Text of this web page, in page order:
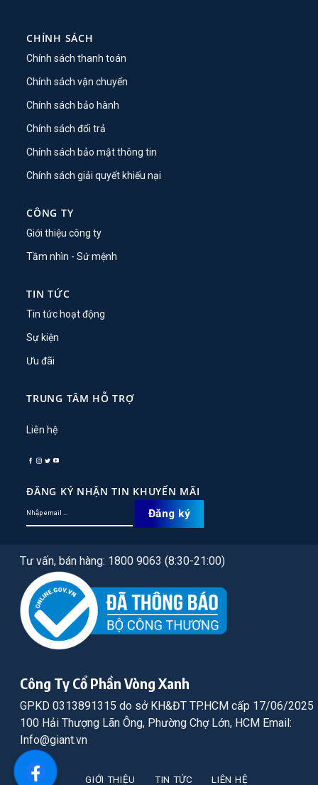
CHÍNH SÁCH
Chính sách thanh toán
Chính sách vận chuyển
Chính sách bảo hành
Chính sách đổi trả
Chính sách bảo mật thông tin
Chính sách giải quyết khiếu nại
CÔNG TY
Giới thiệu công ty
Tầm nhìn - Sứ mệnh
TIN TỨC
Tin tức hoạt động
Sự kiện
Ưu đãi
TRUNG TÂM HỖ TRỢ
Liên hệ
ĐĂNG KÝ NHẬN TIN KHUYẾN MÃI
Tư vấn, bán hàng: 1800 9063 (8:30-21:00)
Công Ty Cổ Phần Vòng Xanh
GPKD 0313891315 do sở KH&ĐT TP.HCM cấp 17/06/2025
100 Hải Thượng Lãn Ông, Phường Chợ Lớn, HCM Email:
Info@giant.vn
GIỚI THIỆU TIN TỨC
LIÊN HỆ